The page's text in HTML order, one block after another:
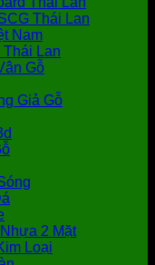
Thái Lan
Nam
Thái Lan
Gỗ
Giả Gỗ
2 Mặt
Loại